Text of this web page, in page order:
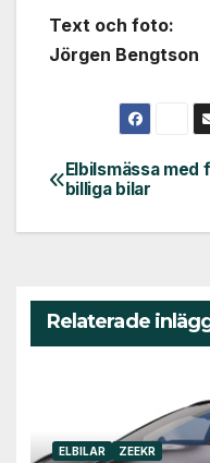
Text och foto:
Jörgen Bengtson
Elbilsmässa med
billiga bilar
Relaterade
ELBILAR ZEEKR